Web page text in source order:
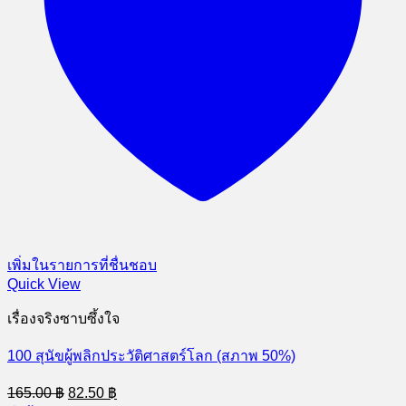
เพิ่มในรายการที่ชื่นชอบ
Quick View
เรื่องจริงซาบซึ้งใจ
100 สุนัขผู้พลิกประวัติศาสตร์โลก (สภาพ 50%)
165.00฿ Original
82.50 ฿